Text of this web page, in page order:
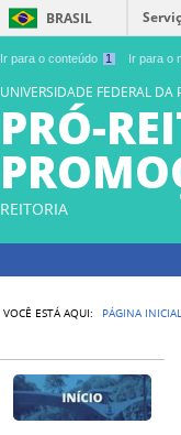
Ir para o conteúdo 1 Ir para o
BRASIL
UNIVERSIDADE FEDERAL DA
PRÓ-
REITORIA
VOCÊ ESTÁ AQUI: PÁGINA INICIAL